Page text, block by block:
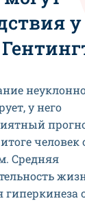
у
у него
человек
Средняя